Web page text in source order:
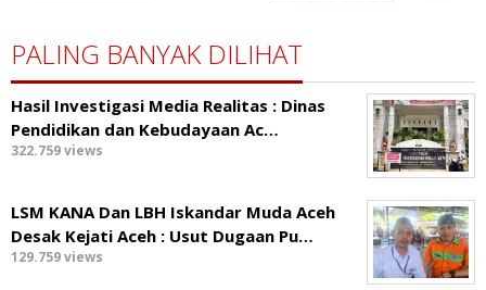
PALING BANYAK DILIHAT
Hasil Investigasi Media Realitas : ‎Dinas
Pendidikan dan Kebudayaan Ac…
322.759 views
LSM KANA Dan LBH Iskandar Muda Aceh
Desak Kejati Aceh : Usut Dugaan Pu…
129.759 views